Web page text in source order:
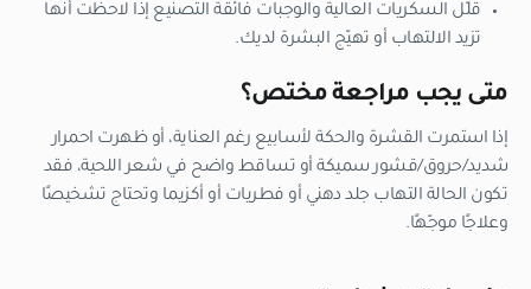
قلّل السكريات العالية والوجبات فائقة التصنيع إذا لاحظت أنها
تزيد الالتهاب أو تهيّج البشرة لديك.
متى يجب مراجعة مختص؟
إذا استمرت القشرة والحكة لأسابيع رغم العناية، أو ظهرت احمرار
شديد/حروق/قشور سميكة أو تساقط واضح في شعر اللحية، فقد
تكون الحالة التهاب جلد دهني أو فطريات أو أكزيما وتحتاج تشخيصًا
وعلاجًا موجّهًا.